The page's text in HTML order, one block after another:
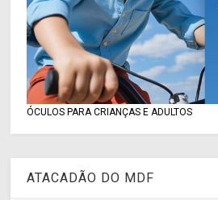
ÓCULOS PARA CRIANÇAS E ADULTOS
ATACADÃO DO MDF